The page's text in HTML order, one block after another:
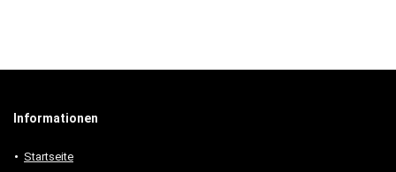
Informationen
Startseite